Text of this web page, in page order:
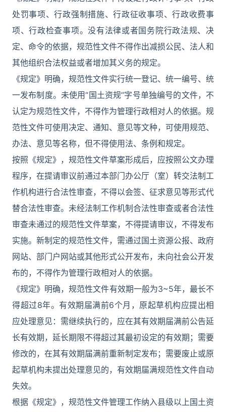
处罚事项、行政强制措施、行政征收事项、行政收费事
项、行政检查事项。没有法律或者国务院行政法规、决
定、命令的依据，规范性文件不得作出减损公民、法人和
其他组织合法权益或者增加其义务的规定。
《规定》明确，规范性文件实行统一登记、统一编号、统
一发布制度。未使用“国土资规”字号单独编号的文件，不
认定为规范性文件，不得作为管理行政相对人的依据。规
范性文件可使用决定、通知、意见等文种，可使用规范、
办法、意见等名称，但不得使用法、条例和规定。
按照《规定》，规范性文件草案形成后，应按照公文办理
程序，在提请审议前通过本部门办公厅（室）转交法制工
作机构进行合法性审查，不得以会签、征求意见等形式代
替合法性审查。未经法制工作机制合法性审查或者合法性
审查未通过的规范性文件草案，不得提请审议，不得发布
实施。新制定的规范性文件，需通过国土资源公报、政府
网站、部门户网站或其他形式公开发布，未向社会公开发
布的，不得作为管理行政相对人的依据。
《规定》明确，规范性文件有效期一般为3~5年，最长不
得超过8年。有效期届满前6个月，原起草机构应提出相
应处理意见：需继续执行的，应在其有效期届满前公告延
长有效期，延长期限不得超过其最初设定的有效期；需要
修改的，在其有效期届满前重新制定发布；需要废止或原
起草机构未提出处理意见的，有效期届满规范性文件自动
失效。
根据《规定》，规范性文件管理工作纳入县级以上国土资